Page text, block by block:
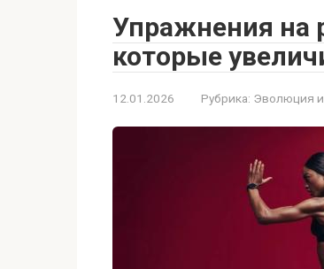
Упражнения на
которые
12.01.2026 Рубрика: Эволюция